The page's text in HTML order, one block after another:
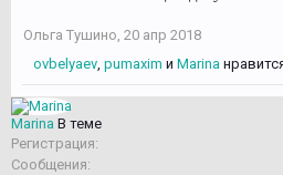
Ольга Тушино, 20 апр 2018
ovbelyaev, pumaxim и Marina
Marina В теме
Регистрация:
Сообщения: